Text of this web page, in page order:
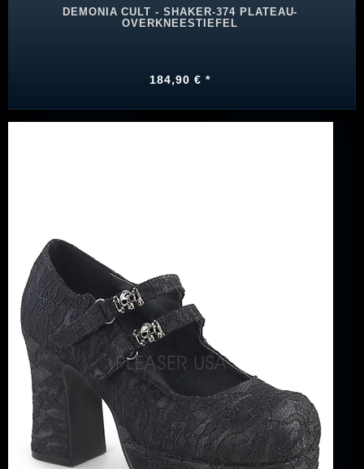
DEMONIA CULT - SHAKER-374 PLATEAU-
OVERKNEESTIEFEL
184,90 € *